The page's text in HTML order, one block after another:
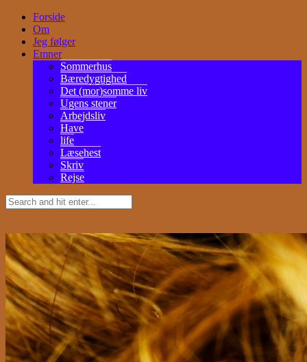
Forside
Om
Jeg følger
Emner
Sommerhus
Bæredygtighed
Det (mor)somme liv
Ugens stener
Arbejdsliv
Have
life
Læsehest
Skriv
Rejse